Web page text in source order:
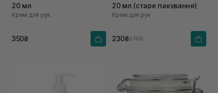
20 мл
Крем для рук
350₴
20 мл (старе пакування)
Крем для рук
230₴270₴